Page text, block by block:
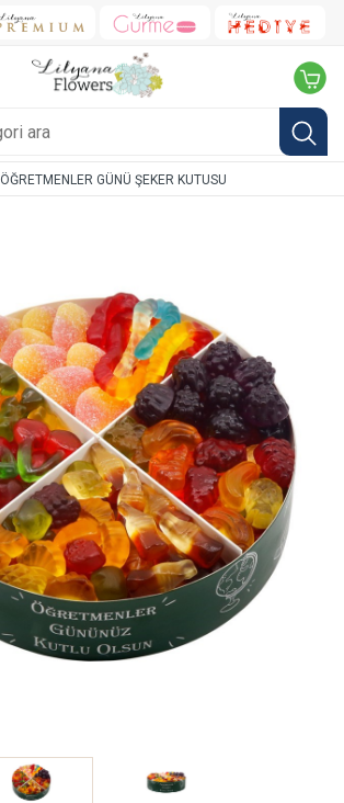
ÖĞRETMENLER GÜNÜ ŞEKER KUTUSU